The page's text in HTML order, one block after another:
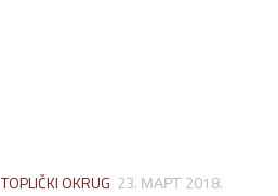
TOPLIČKI OKRUG 23. МАРТ 2018.